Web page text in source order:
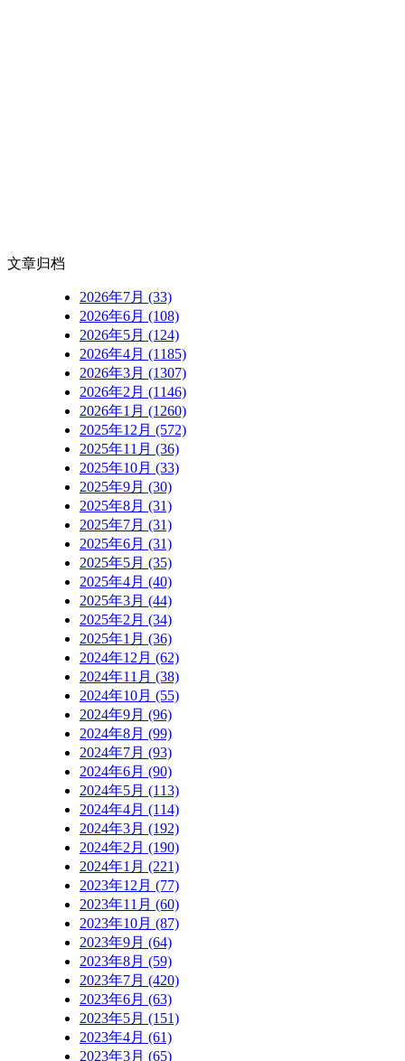
文章归档
2026年7月 (33)
2026年6月 (108)
2026年5月 (124)
2026年4月 (1185)
2026年3月 (1307)
2026年2月 (1146)
2026年1月 (1260)
2025年12月 (572)
2025年11月 (36)
2025年10月 (33)
2025年9月 (30)
2025年8月 (31)
2025年7月 (31)
2025年6月 (31)
2025年5月 (35)
2025年4月 (40)
2025年3月 (44)
2025年2月 (34)
2025年1月 (36)
2024年12月 (62)
2024年11月 (38)
2024年10月 (55)
2024年9月 (96)
2024年8月 (99)
2024年7月 (93)
2024年6月 (90)
2024年5月 (113)
2024年4月 (114)
2024年3月 (192)
2024年2月 (190)
2024年1月 (221)
2023年12月 (77)
2023年11月 (60)
2023年10月 (87)
2023年9月 (64)
2023年8月 (59)
2023年7月 (420)
2023年6月 (63)
2023年5月 (151)
2023年4月 (61)
2023年3月 (65)